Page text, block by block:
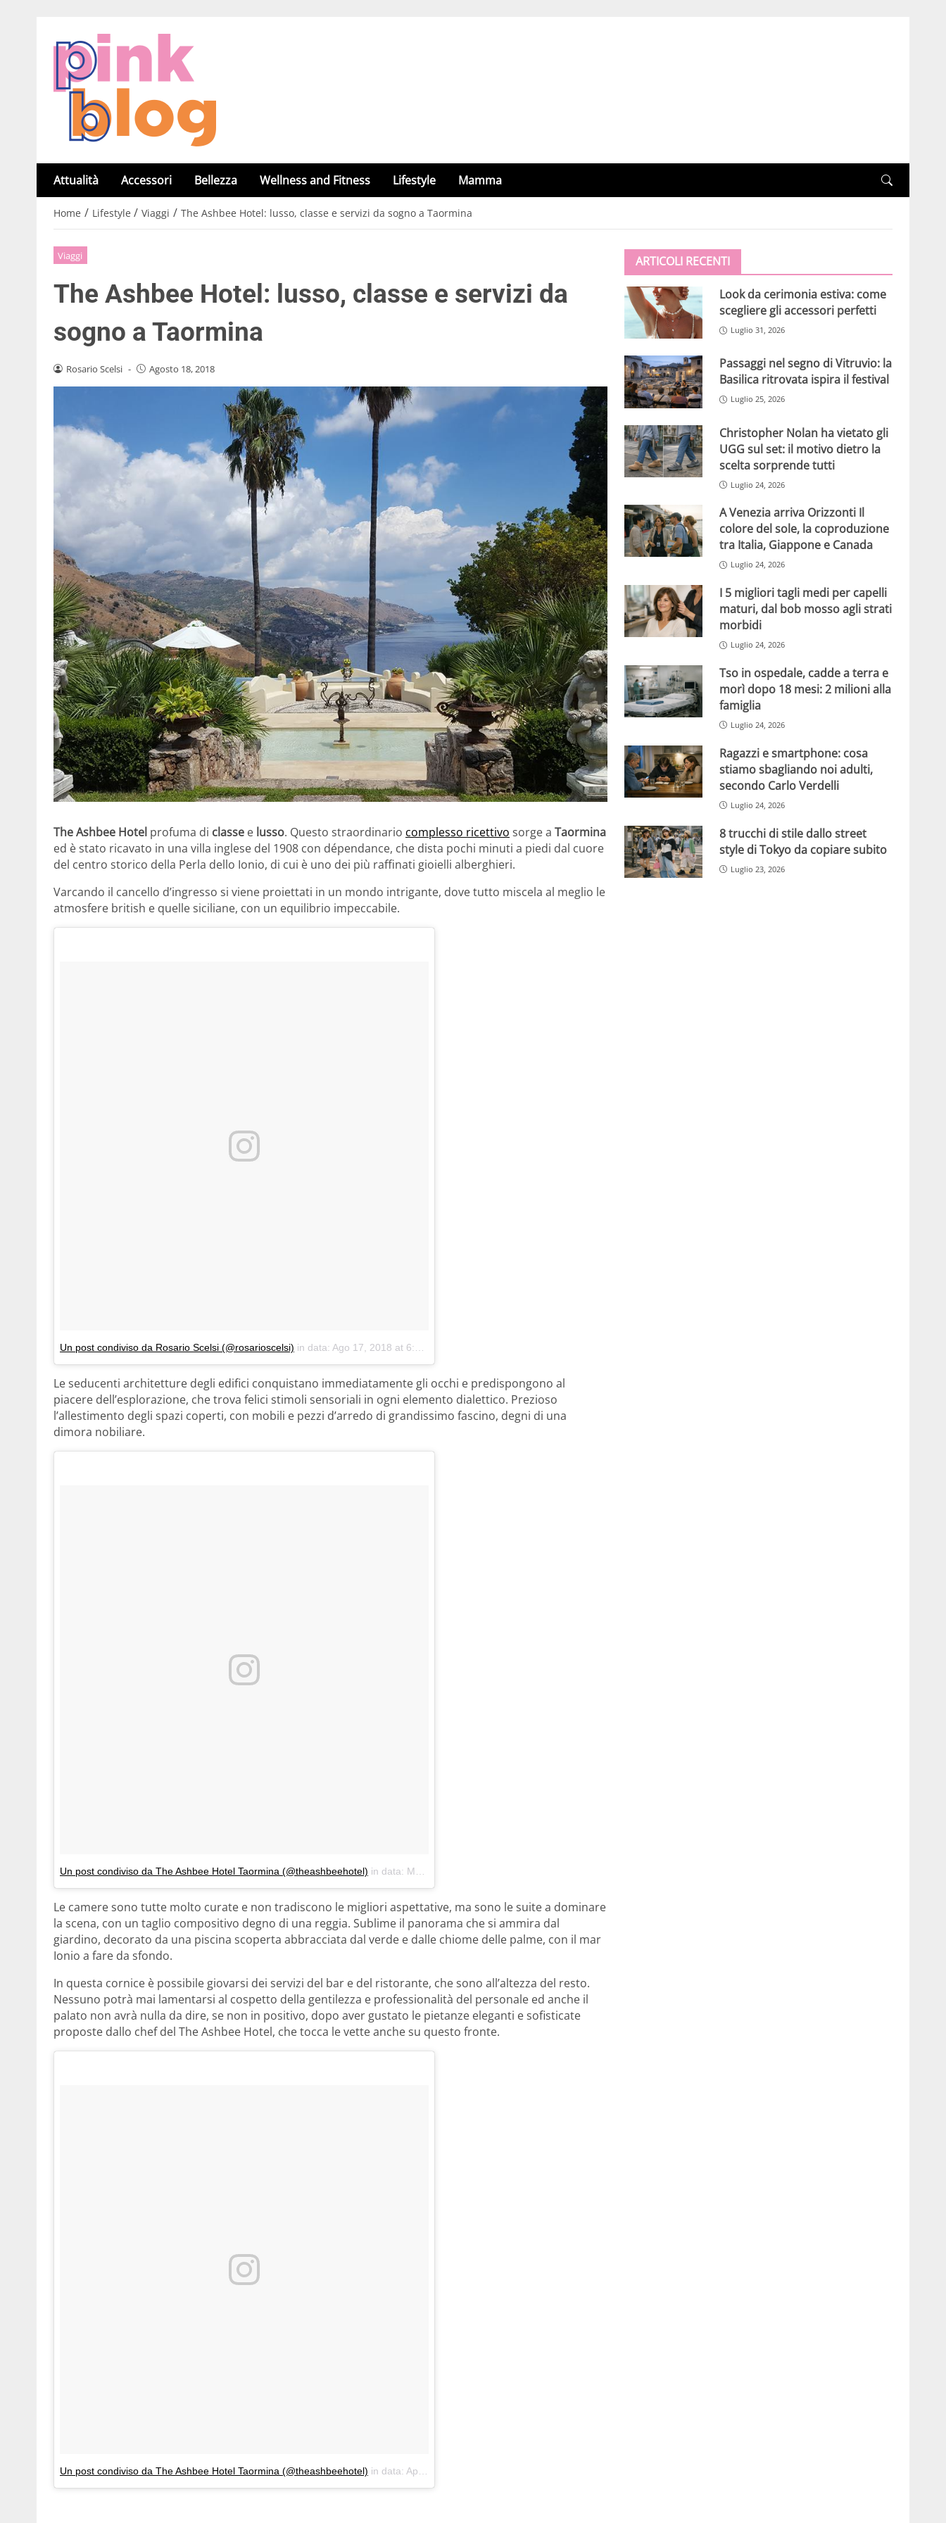
Attualità Accessori Bellezza Wellness and Fitness Lifestyle Mamma
Home / Lifestyle / Viaggi / The Ashbee Hotel: lusso, classe e servizi da sogno a Taormina
Viaggi
The Ashbee Hotel: lusso, classe e servizi da
sogno a Taormina
Rosario Scelsi - Agosto 18, 2018
The Ashbee Hotel profuma di classe e lusso. Questo straordinario complesso ricettivo sorge a Taormina
ed è stato ricavato in una villa inglese del 1908 con dépendance, che dista pochi minuti a piedi dal cuore
del centro storico della Perla dello Ionio, di cui è uno dei più raffinati gioielli alberghieri.
Varcando il cancello d’ingresso si viene proiettati in un mondo intrigante, dove tutto miscela al meglio le
atmosfere british e quelle siciliane, con un equilibrio impeccabile.
Un post condiviso da Rosario Scelsi (@rosarioscelsi) in data: Ago 17, 2018 at 6:27 PDT
Le seducenti architetture degli edifici conquistano immediatamente gli occhi e predispongono al
piacere dell’esplorazione, che trova felici stimoli sensoriali in ogni elemento dialettico. Prezioso
l’allestimento degli spazi coperti, con mobili e pezzi d’arredo di grandissimo fascino, degni di una
dimora nobiliare.
Un post condiviso da The Ashbee Hotel Taormina (@theashbeehotel) in data: Mag 24, 2018 at 7:43 PDT
Le camere sono tutte molto curate e non tradiscono le migliori aspettative, ma sono le suite a dominare
la scena, con un taglio compositivo degno di una reggia. Sublime il panorama che si ammira dal
giardino, decorato da una piscina scoperta abbracciata dal verde e dalle chiome delle palme, con il mar
Ionio a fare da sfondo.
In questa cornice è possibile giovarsi dei servizi del bar e del ristorante, che sono all’altezza del resto.
Nessuno potrà mai lamentarsi al cospetto della gentilezza e professionalità del personale ed anche il
palato non avrà nulla da dire, se non in positivo, dopo aver gustato le pietanze eleganti e sofisticate
proposte dallo chef del The Ashbee Hotel, che tocca le vette anche su questo fronte.
Un post condiviso da The Ashbee Hotel Taormina (@theashbeehotel) in data: Apr 14, 2018 at 2:52 PDT
ARTICOLI RECENTI
Look da cerimonia estiva: come
scegliere gli accessori perfetti
Luglio 31, 2026
Passaggi nel segno di Vitruvio: la
Basilica ritrovata ispira il festival
Luglio 25, 2026
Christopher Nolan ha vietato gli
UGG sul set: il motivo dietro la
scelta sorprende tutti
Luglio 24, 2026
A Venezia arriva Orizzonti Il
colore del sole, la coproduzione
tra Italia, Giappone e Canada
Luglio 24, 2026
I 5 migliori tagli medi per capelli
maturi, dal bob mosso agli strati
morbidi
Luglio 24, 2026
Tso in ospedale, cadde a terra e
morì dopo 18 mesi: 2 milioni alla
famiglia
Luglio 24, 2026
Ragazzi e smartphone: cosa
stiamo sbagliando noi adulti,
secondo Carlo Verdelli
Luglio 24, 2026
8 trucchi di stile dallo street
style di Tokyo da copiare subito
Luglio 23, 2026